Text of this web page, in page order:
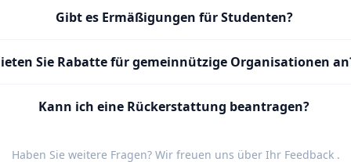
Gibt es Ermäßigungen für Studenten?
Sie Rabatte für gemeinnützige Organisationen
Kann ich eine Rückerstattung beantragen?
Haben Sie weitere Fragen? Wir freuen uns über Ihr Feedback.